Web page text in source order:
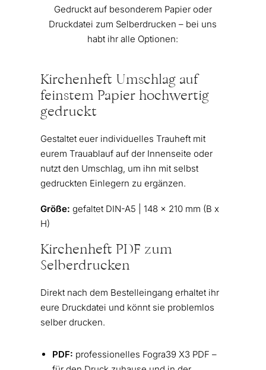
Gedruckt auf besonderem Papier oder
Druckdatei zum Selberdrucken – bei uns
habt ihr alle Optionen:
Kirchenheft Umschlag auf
feinstem Papier hochwertig
gedruckt
Gestaltet euer individuelles Trauheft mit
eurem Trauablauf auf der Innenseite oder
nutzt den Umschlag, um ihn mit selbst
gedruckten Einlegern zu ergänzen.
Größe: gefaltet DIN-A5 | 148 x 210 mm (B x
H)
Kirchenheft PDF zum
Selberdrucken
Direkt nach dem Bestelleingang erhaltet ihr
eure Druckdatei und könnt sie problemlos
selber drucken.
PDF: professionelles Fogra39 X3 PDF –